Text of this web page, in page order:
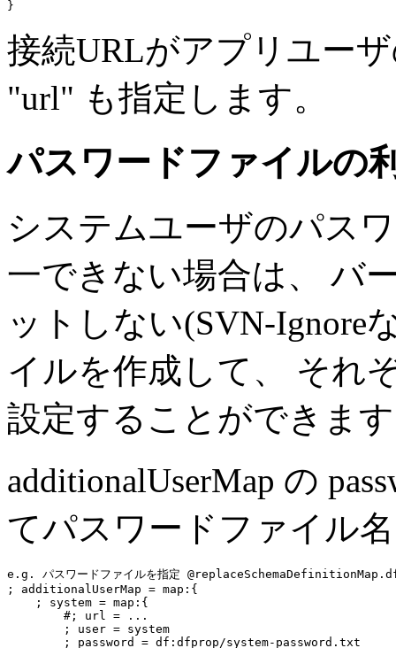
接続URLがアプリユー
"url" も指定します。
パスワードファイルの
システムユーザのパス
一できない場合は、 バ
ットしない(SVN-Ignore
イルを作成して、 それ
設定することができま
additionalUserMap の
てパスワードファイル
e.g. パスワードファイルを指定
; additionalUserMap = map: {
    ; system =
map: {
#; url = ...
        ; user = system
        ; password =
df:dfprop/system-password.txt